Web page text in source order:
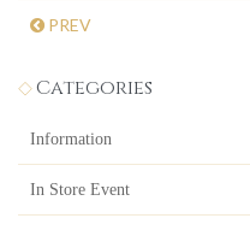
PREV
Categories
Information
In Store Event